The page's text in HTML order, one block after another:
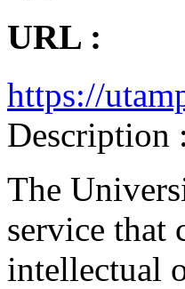
URL :
https://
Description :
The
service that
intellectual